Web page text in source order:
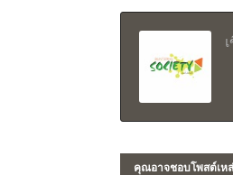
คุณอาจชอบโพสต์เห